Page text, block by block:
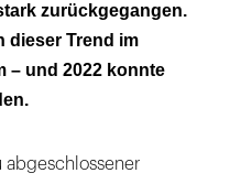
zurückgegangen.
dieser Trend im
– und 2022 konnte
abgeschlossener